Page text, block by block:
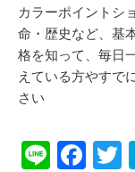
カラーポイントシ
命・歴史など、基
格を知って、毎日
えている方やすで
さい
Li
F